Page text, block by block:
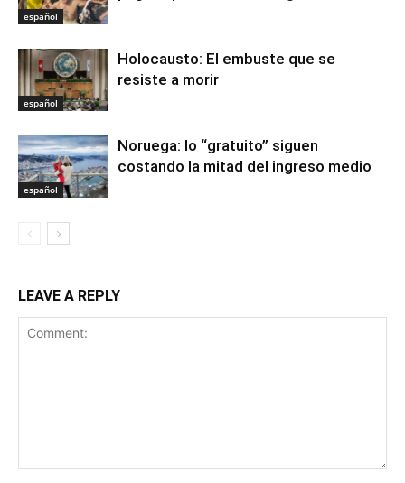
español
español
Holocausto: El embuste que se
resiste a morir
español
Noruega: lo “gratuito” siguen
costando la mitad del ingreso medio
LEAVE A REPLY